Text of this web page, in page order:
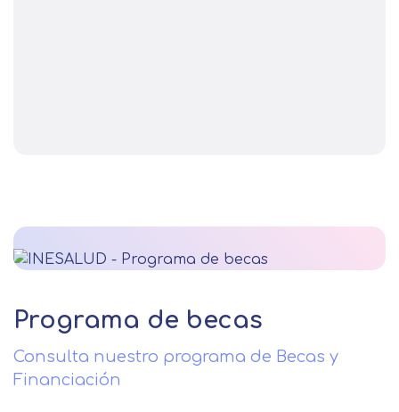
Programa de becas
Consulta nuestro programa de Becas y
Financiación